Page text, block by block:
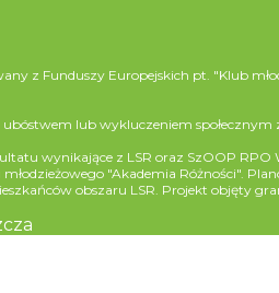
z Funduszy Europejskich pt. "Klub
lub wykluczeniem
wynikające z LSR oraz SzOOP
"Akademia Różności".
obszaru LSR. Projekt